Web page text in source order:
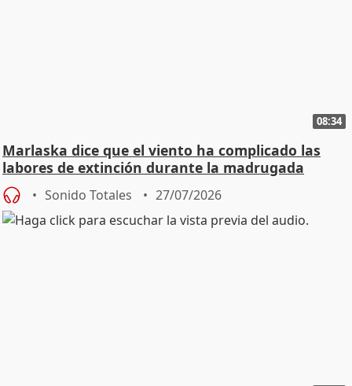
08:34
Marlaska dice que el viento ha complicado las
labores de extinción durante la madrugada
Sonido Totales 27/07/2026